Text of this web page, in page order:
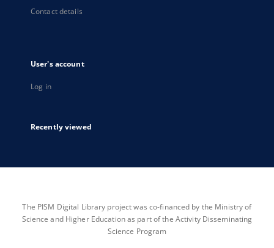
Contact details
User's account
Log in
Recently viewed
The PISM Digital Library project was co-financed by the Ministry of
Science and Higher Education as part of the Activity Disseminating
Science Program